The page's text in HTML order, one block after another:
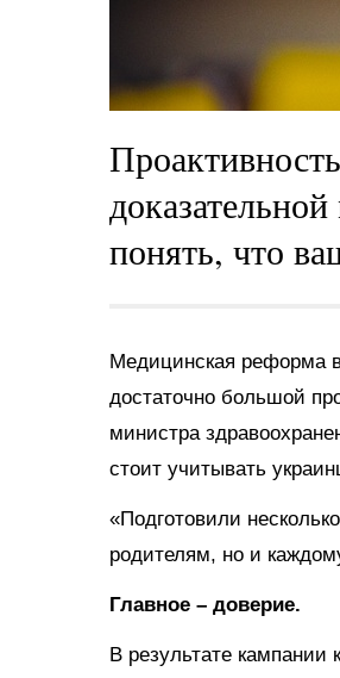
понять, что
Медицинская реформа
достаточно большой
министра
стоит учитывать
«Подготовили
родителям, но и
Главное – доверие.
В результате кампании